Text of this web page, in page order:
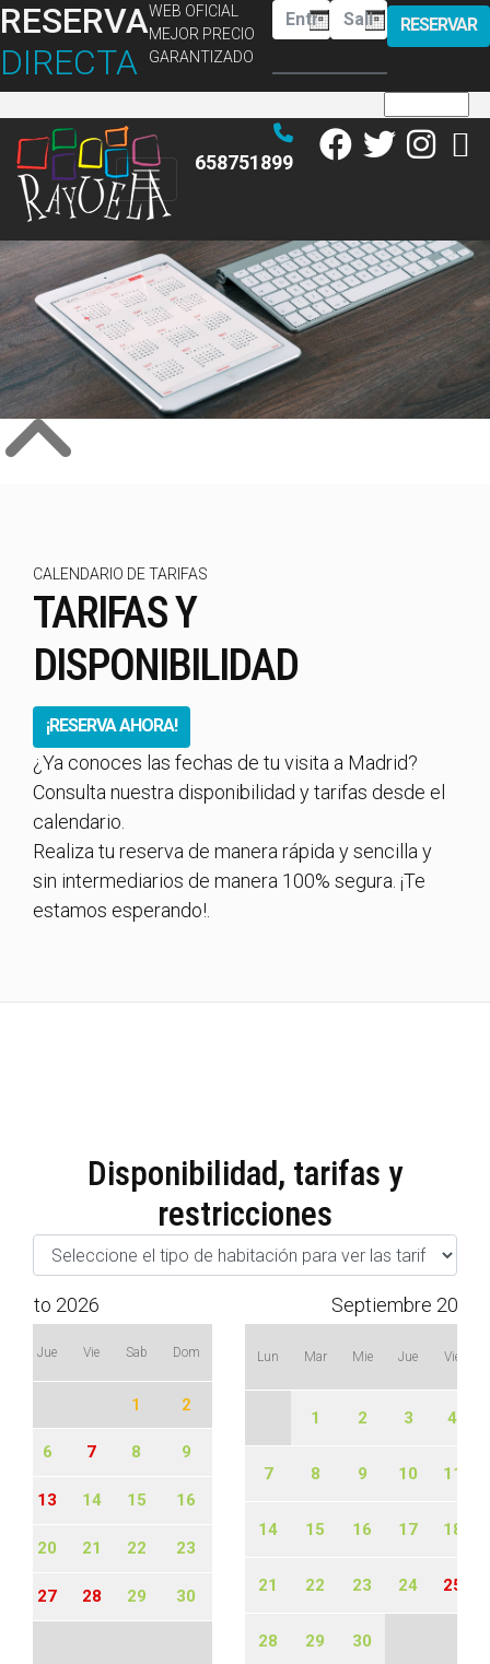
RESERVA
DIRECTA
WEB OFICIAL
MEJOR PRECIO
GARANTIZADO
RESERVAR
658751899
CALENDARIO DE TARIFAS
TARIFAS Y
DISPONIBILIDAD
¡RESERVA AHORA!
¿Ya conoces las fechas de tu visita a Madrid?
Consulta nuestra disponibilidad y tarifas desde el
calendario.
Realiza tu reserva de manera rápida y sencilla y
sin intermediarios de manera 100% segura. ¡Te
estamos esperando!.
Disponibilidad, tarifas y
restricciones
2026
Jue Vie Sab Dom
1 2
6 7 8 9
13 14 15 16
20 21 22 23
27 28 29 30
Septiembre 2026
Lun Mar Mie Jue Vie
1 2 3 4
7 8 9 10 11
14 15 16 17 18
21 22 23 24 25
28 29 30